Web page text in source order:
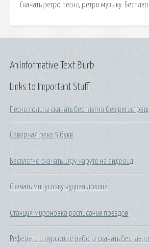
Скачать ретро песни, ретро музыку.
Links to Important Stuff
Песни лолиты скачать бесплатно без
Северная река 5 букв
Бесплатно скачать игру наруто на андроид
Скачать минусовку чудная долина
Станция мироновка расписание поездов
Рефераты и курсовые работы скачать
An Informative Text Blurb